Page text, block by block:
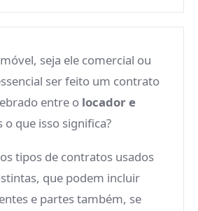
seja ele comercial ou
ser feito um contrato
entre o locador e
o que isso significa?
tipos de contratos usados
que podem incluir
e partes também, se